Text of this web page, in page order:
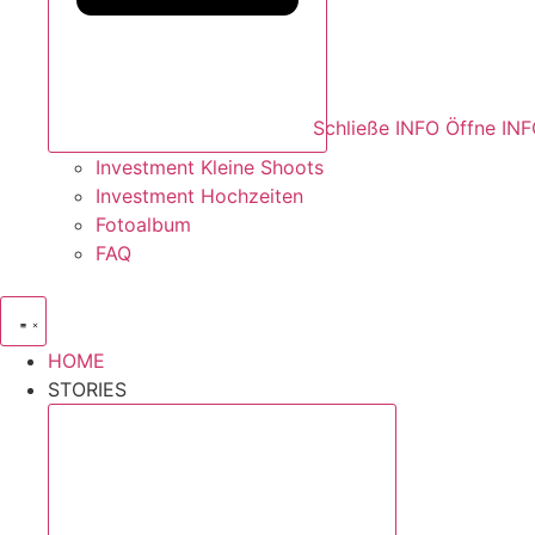
Schließe INFO Öffne
Investment Kleine Shoots
Investment Hochzeiten
Fotoalbum
FAQ
HOME
STORIES